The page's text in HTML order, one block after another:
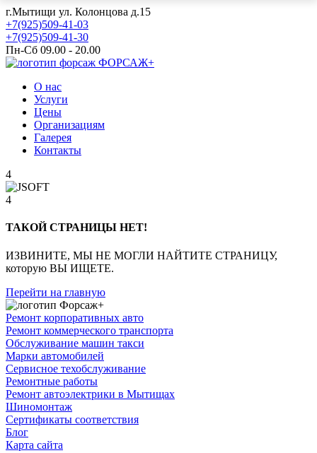
г.Мытищи ул. Колонцова д.15
+7(925)509-41-03
+7(925)509-41-30
Пн-Сб 09.00 - 20.00
ФОРСАЖ+
О нас
Услуги
Цены
Организациям
Галерея
Контакты
4
4
ТАКОЙ СТРАНИЦЫ НЕТ!
ИЗВИНИТЕ, МЫ НЕ МОГЛИ НАЙТИТЕ СТРАНИЦУ,
которую ВЫ ИЩЕТЕ.
Перейти на главную
Ремонт корпоративных авто
Ремонт коммерческого транспорта
Обслуживание машин такси
Марки автомобилей
Сервисное техобслуживание
Ремонтные работы
Ремонт автоэлектрики в Мытищах
Шиномонтаж
Сертификаты соответствия
Блог
Карта сайта